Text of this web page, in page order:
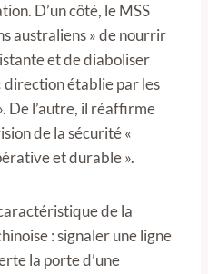
D’un côté, le MSS
australiens » de nourrir
et de diaboliser
direction établie par les
De l’autre, il réaffirme
de la sécurité «
et durable ».
de la
: signaler une ligne
la porte d’une